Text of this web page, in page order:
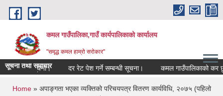
Skip to main content
कमल गाउँपालिका,गाउँ कार्यपालिकाको कार्यालय
"समृद्ध कमल हाम्रो सरोकार"
सूचना तथा समाचार
जरुरी सूचना। दर रेट पेश गर्ने सम्बन्धी सूचना। कमल गाउँपालिकाको कर
You are here
Home» अपाङ्गता भएका व्यक्तिको परिचयपत्र वितरण कार्यविधि, २०७५ (पहिलो